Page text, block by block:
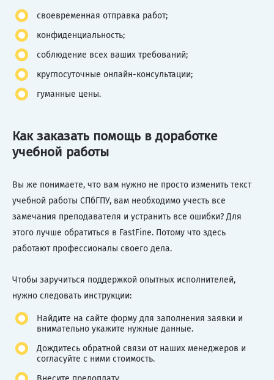
своевременная отправка работ;
конфиденциальность;
соблюдение всех ваших требований;
круглосуточные онлайн-консультации;
гуманные цены.
Как заказать помощь в доработке
учебной работы
Вы же понимаете, что вам нужно не просто изменить текст
учебной работы СПбГПУ, вам необходимо учесть все
замечания преподавателя и устранить все ошибки? Для
этого лучше обратиться в FastFine. Потому что здесь
работают профессионалы своего дела.
Чтобы заручиться поддержкой опытных исполнителей,
нужно следовать инструкции:
Найдите на сайте форму для заполнения заявки и
внимательно укажите нужные данные.
Дождитесь обратной связи от наших менеджеров и
согласуйте с ними стоимость.